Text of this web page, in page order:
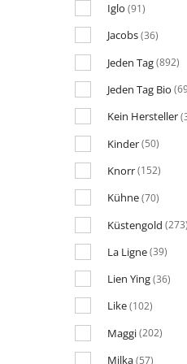
Iglo (91)
Jacobs(36)
Jeden Tag(892)
Jeden Tag Bio
Kein Hersteller
Kinder(50)
Knorr(152)
Kühne(70)
Küstengold (273)
La Ligne(39)
Lien Ying(36)
Like(102)
Maggi(202)
Milka(57)